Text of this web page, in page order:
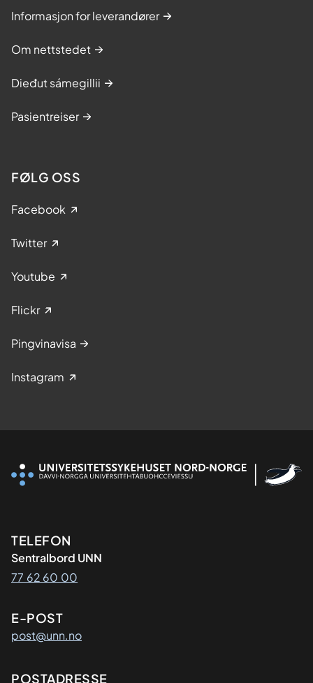
Informasjon for leverandører
Om nettstedet
Dieđut sámegillii
Pasientreiser
FØLG OSS
Facebook
Twitter
Youtube
Flickr
Pingvinavisa
Instagram
Kontaktinformasjon
TELEFON
Sentralbord UNN
77 62 60 00
E-POST
post@unn.no
POSTADRESSE